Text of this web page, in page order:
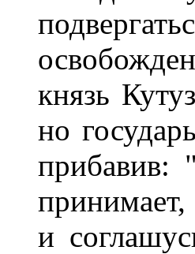
князь
но
прибавив:
и